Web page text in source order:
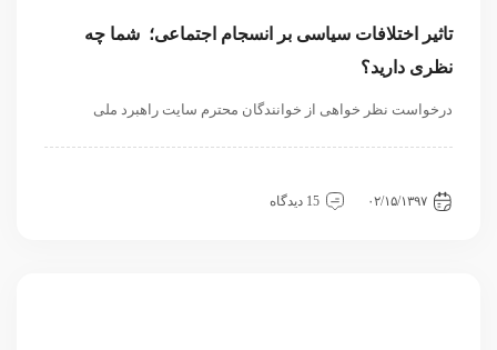
تاثیر اختلافات سیاسی بر انسجام اجتماعی؛ شما چه
نظری دارید؟
درخواست نظر خواهی از خوانندگان محترم سایت راهبرد ملی
۰۲/۱۵/۱۳۹۷
15 دیدگاه